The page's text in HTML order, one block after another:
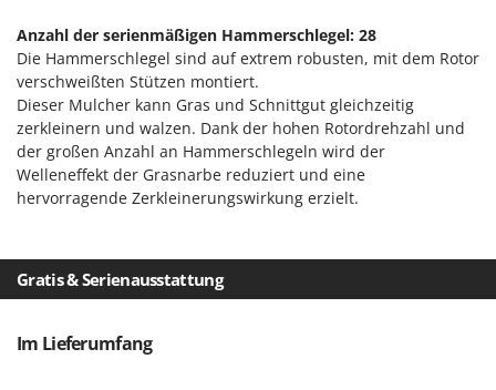
T
Teppichreiniger und Teppichbodenreiniger
Thermische und mechanische Unkrautbrenner
Tomatenpressen
Tragbare Powerstationen
Traktor-Heckenscheren mit Ausleger
Umkehrfräsen
Vertikutierer
Italyco
ITM
J JOLLY ITALIA
K
KAAZ
Kasco
Kemper
Kenwood
Anzahl der serienmäßigen Hammerschlegel: 28
Die Hammerschlegel sind auf extrem robusten, mit dem Rotor
verschweißten Stützen montiert.
Dieser Mulcher kann Gras und Schnittgut gleichzeitig
zerkleinern und walzen. Dank der hohen Rotordrehzahl und
der großen Anzahl an Hammerschlegeln wird der
Welleneffekt der Grasnarbe reduziert und eine
hervorragende Zerkleinerungswirkung erzielt.
Gratis & Serienausstattung
Im Lieferumfang